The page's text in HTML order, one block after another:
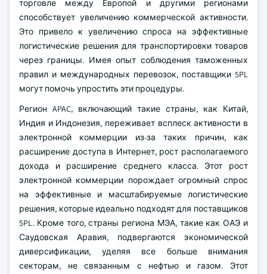
торговле между Европой и другими регионами
способствует увеличению коммерческой активности.
Это привело к увеличению спроса на эффективные
логистические решения для транспортировки товаров
через границы. Имея опыт соблюдения таможенных
правил и международных перевозок, поставщики 5PL
могут помочь упростить эти процедуры.
Регион APAC, включающий такие страны, как Китай,
Индия и Индонезия, переживает всплеск активности в
электронной коммерции из-за таких причин, как
расширение доступа в Интернет, рост располагаемого
дохода и расширение среднего класса. Этот рост
электронной коммерции порождает огромный спрос
на эффективные и масштабируемые логистические
решения, которые идеально подходят для поставщиков
5PL. Кроме того, страны региона МЭА, такие как ОАЭ и
Саудовская Аравия, подвергаются экономической
диверсификации, уделяя все больше внимания
секторам, не связанным с нефтью и газом. Этот